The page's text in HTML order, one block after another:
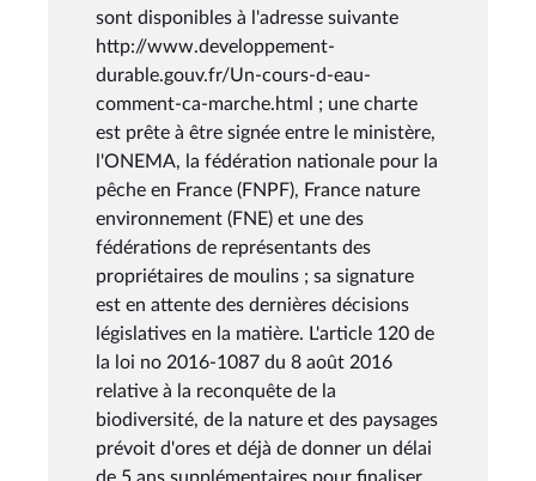
sont disponibles à l'adresse suivante
http://www.developpement-
durable.gouv.fr/Un-cours-d-eau-
comment-ca-marche.html ; une charte
est prête à être signée entre le ministère,
l'ONEMA, la fédération nationale pour la
pêche en France (FNPF), France nature
environnement (FNE) et une des
fédérations de représentants des
propriétaires de moulins ; sa signature
est en attente des dernières décisions
législatives en la matière. L'article 120 de
la loi no 2016-1087 du 8 août 2016
relative à la reconquête de la
biodiversité, de la nature et des paysages
prévoit d'ores et déjà de donner un délai
de 5 ans supplémentaires pour finaliser